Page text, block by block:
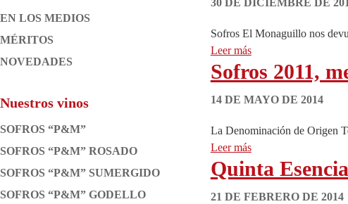
lateral
principal
EN LOS MEDIOS
MÉRITOS
NOVEDADES
Nuestros vinos
SOFROS “P&M”
SOFROS “P&M” ROSADO
SOFROS “P&M” SUMERGIDO
SOFROS “P&M” GODELLO
30 DE DICIEMBRE DE
Sofros El Monaguillo nos
Leer más
Sofros 2011,
14 DE MAYO DE 2014
La Denominación de Origen
Leer más
Quinta
21 DE FEBRERO DE 2014